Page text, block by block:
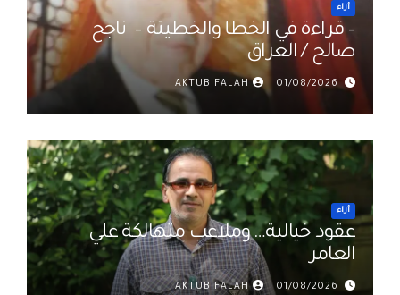
أراء
– قراءة في الخطأ والخطيئة – ناجح
صالح / العراق
01/08/2026
AKTUB FALAH
أراء
عقود خيالية… وملاعب متهالكة علي
العامر
01/08/2026
AKTUB FALAH